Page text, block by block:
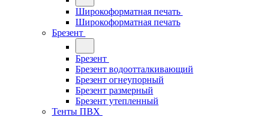
Широкоформатная печать
Широкоформатная печать
Брезент
Брезент
Брезент водоотталкивающий
Брезент огнеупорный
Брезент размерный
Брезент утепленный
Тенты ПВХ